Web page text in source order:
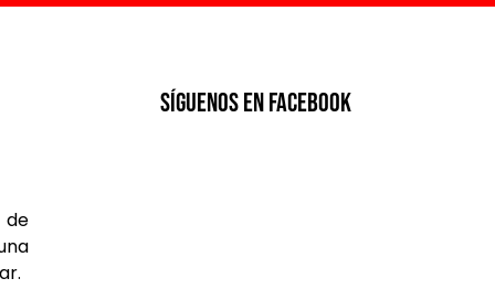
de
SíGUENOS EN FACEBOOK